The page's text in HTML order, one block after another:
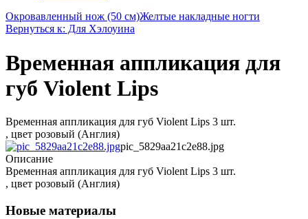
Окровавленный нож (50 см)Желтые накладные ногти
Вернуться к: Для Хэлоуина
Временная аппликация для
губ Violent Lips
Временная аппликация для губ Violent Lips 3 шт.
, цвет розовый (Англия)
pic_5829aa21c2e88.jpg
Описание
Временная аппликация для губ Violent Lips 3 шт.
, цвет розовый (Англия)
Новые материалы